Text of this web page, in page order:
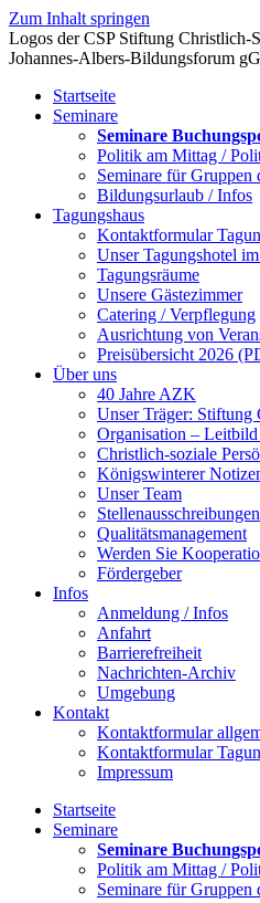
Zum Inhalt springen
Startseite
Seminare
Seminare
Politik am Mittag /
Seminare für Gruppen
Bildungsurlaub / Infos
Tagungshaus
Kontaktformular
Unser Tagungshotel
Tagungsräume
Unsere Gästezimmer
Catering / Verpflegung
Ausrichtung von
Preisübersicht 2026
Über uns
40 Jahre AZK
Unser Träger: Stiftung
Organisation –
Christlich-soziale
Königswinterer
Unser Team
Stellenausschreibungen
Qualitätsmanagement
Werden Sie
Fördergeber
Infos
Anmeldung / Infos
Anfahrt
Barrierefreiheit
Nachrichten-Archiv
Umgebung
Kontakt
Kontaktformular
Kontaktformular
Impressum
Startseite
Seminare
Seminare
Politik am Mittag /
Seminare für Gruppen